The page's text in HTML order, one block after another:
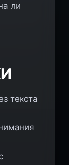
ли
текста